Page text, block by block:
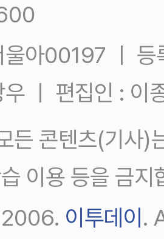
울아00197 ㅣ
ㅣ 편집인 : 이
든 콘텐츠(기사)
이용 등을 금지
이투데이 .